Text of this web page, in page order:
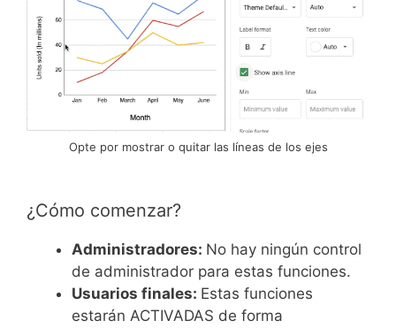
Opte por mostrar o quitar las líneas de los ejes
¿Cómo comenzar?
Administradores: No hay ningún control
de administrador para estas funciones.
Usuarios finales: Estas funciones
estarán ACTIVADAS de forma